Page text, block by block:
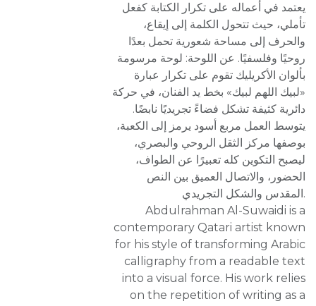
يعتمد في أعماله على تكرار الكتابة كفعل
تأملي، حيث تتحول الكلمة إلى إيقاع،
والحرف إلى مساحة شعورية تحمل بعدًا
روحيًا وفلسفيًا. عن اللوحة: لوحة مرسومة
بألوان الأكريليك تقوم على تكرار عبارة
«لبيك اللهم لبيك» بخط يد الفنان، في حركة
دائرية كثيفة تشكل فضاءً تجريديًا نابضًا.
يتوسط العمل مربع أسود يرمز إلى الكعبة،
بوصفها مركز الثقل الروحي والبصري،
ليصبح التكوين كله تعبيرًا عن الطواف،
الحضور، والاتصال العميق بين النص
المقدس والشكل التجريدي.
Abdulrahman Al-Suwaidi is a
contemporary Qatari artist known
for his style of transforming Arabic
calligraphy from a readable text
into a visual force. His work relies
on the repetition of writing as a